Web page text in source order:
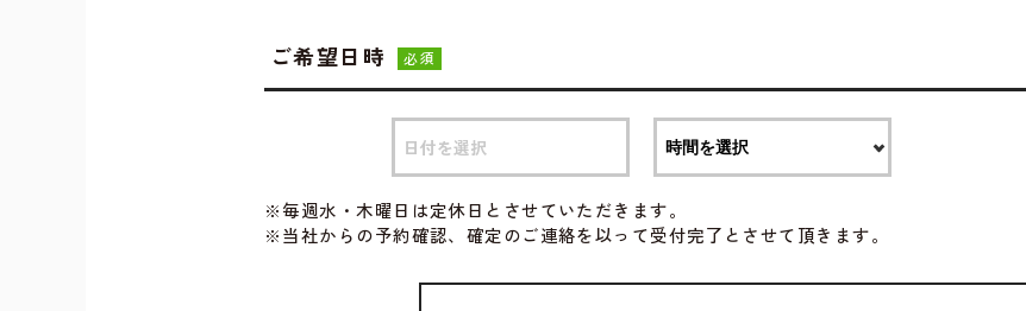
ご希望日時 必須
※毎週水・木曜日は定休日とさせていただきます。
※当社からの予約確認、確定のご連絡を以って受付完了とさせて頂きます。